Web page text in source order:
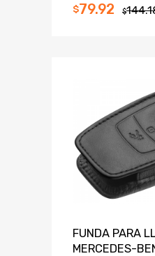
$
$79.92
FUNDA PARA
MERCEDES-